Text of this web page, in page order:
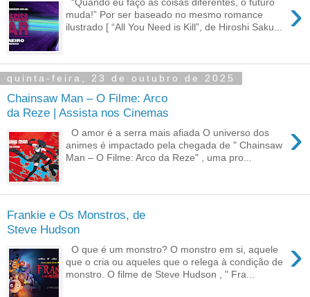
›
muda!” Por ser baseado no mesmo romance
ilustrado [ “All You Need is Kill”, de Hiroshi Saku...
quinta-feira, 23 de outubro de 2025
Chainsaw Man – O Filme: Arco
da Reze | Assista nos Cinemas
›
O amor é a serra mais afiada O universo dos
animes é impactado pela chegada de " Chainsaw
Man – O Filme: Arco da Reze" , uma pro...
Frankie e Os Monstros, de
Steve Hudson
›
O que é um monstro? O monstro em si, aquele
que o cria ou aqueles que o relega à condição de
monstro. O filme de Steve Hudson , " Fra...